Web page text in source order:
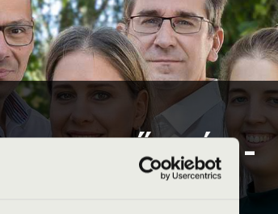
3.ELŐADÁS -